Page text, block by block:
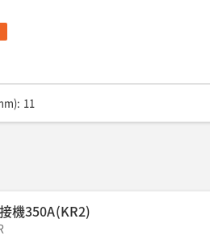
: 11
機350A(KR2)